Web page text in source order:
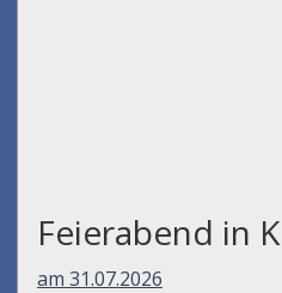
Feierabend in
am 31.07.2026